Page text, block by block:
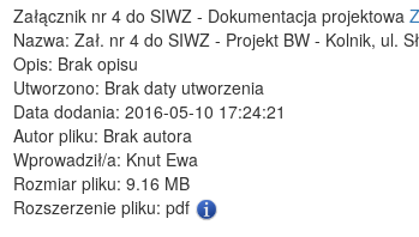
Załącznik nr 4 do SIWZ - Dokumentacja projektowa
Nazwa: Zał. nr 4 do SIWZ - Projekt BW - Kolnik, ul.
Opis: Brak opisu
Utworzono: Brak daty utworzenia
Data dodania: 2016-05-10 17:24:21
Autor pliku: Brak autora
Wprowadził/a: Knut Ewa
Rozmiar pliku: 9.16 MB
Rozszerzenie pliku: pdf